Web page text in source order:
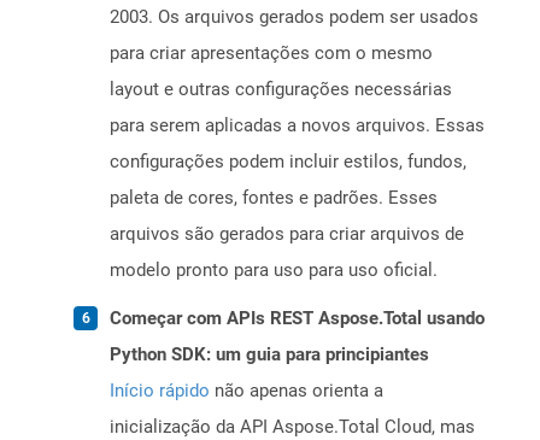
2003. Os arquivos gerados podem ser usados ​​
para criar apresentações com o mesmo
layout e outras configurações necessárias
para serem aplicadas a novos arquivos. Essas
configurações podem incluir estilos, fundos,
paleta de cores, fontes e padrões. Esses
arquivos são gerados para criar arquivos de
modelo pronto para uso para uso oficial.
Começar com APIs REST Aspose.Total usando
Python SDK: um guia para principiantes
Início rápido não apenas orienta a
inicialização da API Aspose.Total Cloud, mas